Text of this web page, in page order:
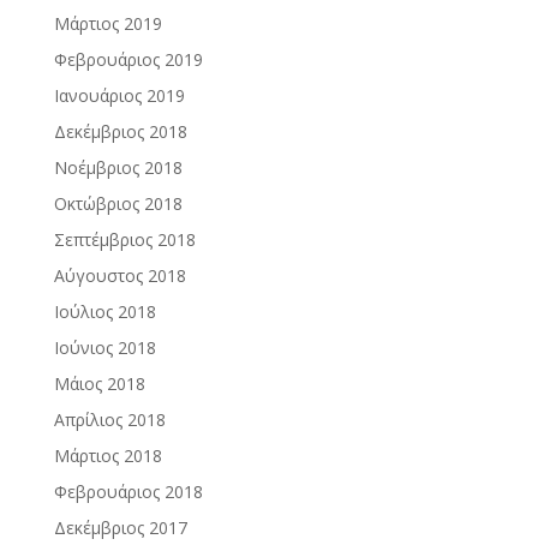
Μάρτιος 2019
Φεβρουάριος 2019
Ιανουάριος 2019
Δεκέμβριος 2018
Νοέμβριος 2018
Οκτώβριος 2018
Σεπτέμβριος 2018
Αύγουστος 2018
Ιούλιος 2018
Ιούνιος 2018
Μάιος 2018
Απρίλιος 2018
Μάρτιος 2018
Φεβρουάριος 2018
Δεκέμβριος 2017